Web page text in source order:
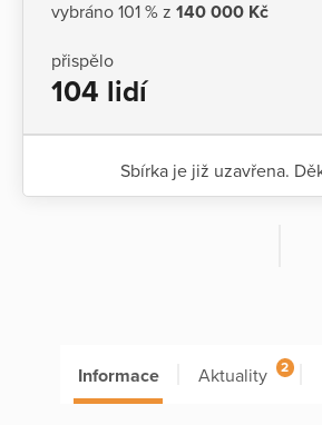
vybráno 101 % z 140 000 Kč
přispělo
104 lidí
Sbírka je již uzavřena.
Informace Aktuality 2